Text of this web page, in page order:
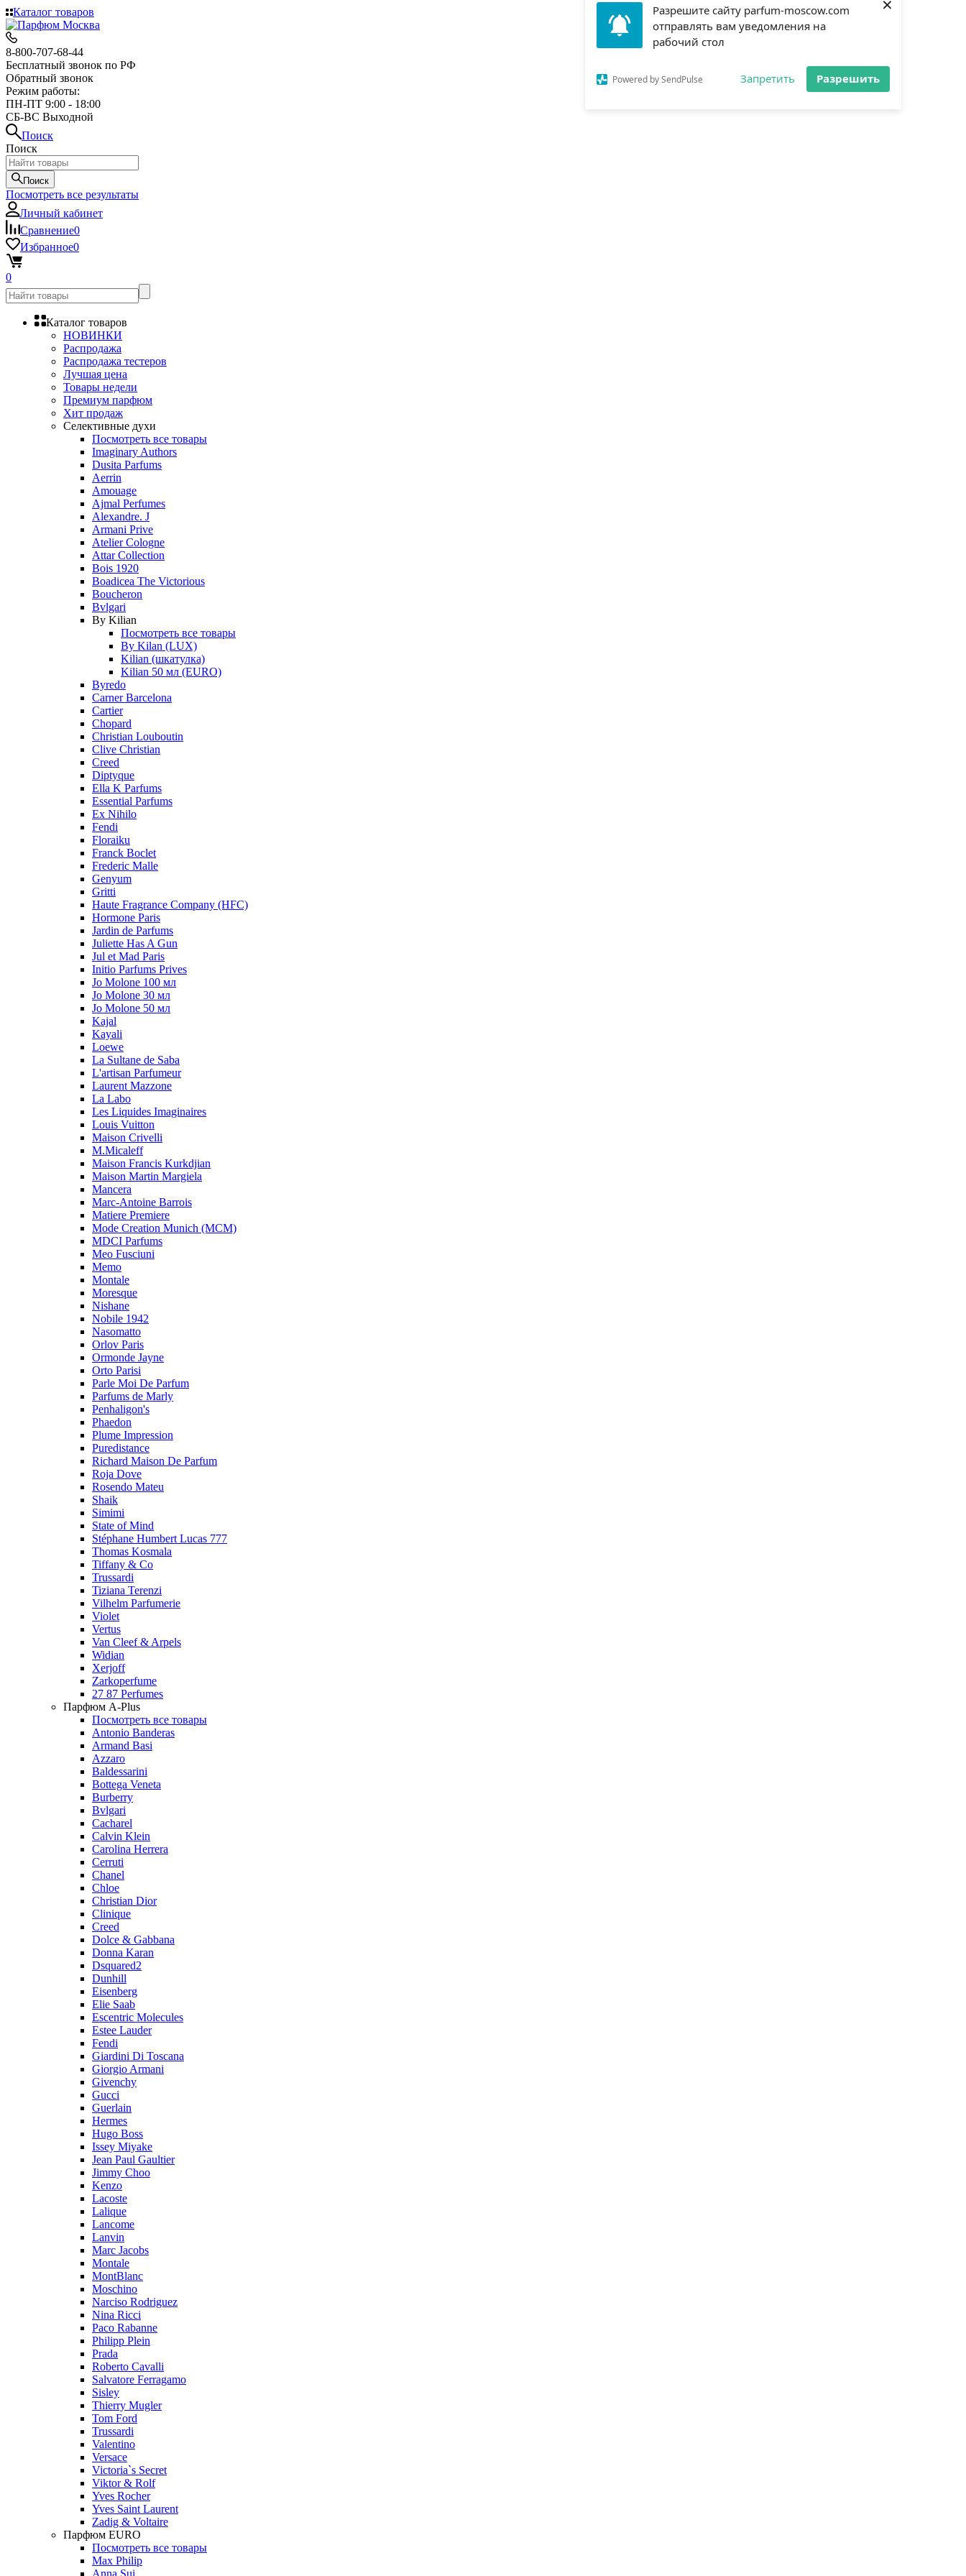
Разрешите сайту parfum-moscow.com
отправлять вам уведомления на
рабочий стол
Запретить Разрешить
×
Каталог товаров
8-800-707-68-44
Бесплатный звонок по РФ
Обратный звонок
Режим работы:
ПН-ПТ 9:00 - 18:00
СБ-ВС Выходной
Поиск
Поиск
Поиск
Посмотреть все результаты
Личный кабинет
Сравнение0
Избранное0
0
Каталог товаров
НОВИНКИ
Распродажа
Распродажа тестеров
Лучшая цена
Товары недели
Премиум парфюм
Хит продаж
Селективные духи
Посмотреть все товары
Imaginary Authors
Dusita Parfums
Aerrin
Amouage
Ajmal Perfumes
Alexandre. J
Armani Prive
Atelier Cologne
Attar Collection
Bois 1920
Boadicea The Victorious
Boucheron
Bvlgari
By Kilian
Посмотреть все товары
By Kilan (LUX)
Kilian (шкатулка)
Kilian 50 мл (EURO)
Byredo
Carner Barcelona
Cartier
Chopard
Christian Louboutin
Clive Christian
Creed
Diptyque
Ella K Parfums
Essential Parfums
Ex Nihilo
Fendi
Floraiku
Franck Boclet
Frederic Malle
Genyum
Gritti
Haute Fragrance Company (HFC)
Hormone Paris
Jardin de Parfums
Juliette Has A Gun
Jul et Mad Paris
Initio Parfums Prives
Jo Molone 100 мл
Jo Molone 30 мл
Jo Molone 50 мл
Kajal
Kayali
Loewe
La Sultane de Saba
L'artisan Parfumeur
Laurent Mazzone
La Labo
Les Liquides Imaginaires
Louis Vuitton
Maison Crivelli
M.Micaleff
Maison Francis Kurkdjian
Maison Martin Margiela
Mancera
Marc-Antoine Barrois
Matiere Premiere
Mode Creation Munich (MCM)
MDCI Parfums
Meo Fusciuni
Memo
Montale
Moresque
Nishane
Nobile 1942
Nasomatto
Orlov Paris
Ormonde Jayne
Orto Parisi
Parle Moi De Parfum
Parfums de Marly
Penhaligon's
Phaedon
Plume Impression
Puredistance
Richard Maison De Parfum
Roja Dove
Rosendo Mateu
Shaik
Simimi
State of Mind
Stéphane Humbert Lucas 777
Thomas Kosmala
Tiffany & Co
Trussardi
Tiziana Terenzi
Vilhelm Parfumerie
Violet
Vertus
Van Cleef & Arpels
Widian
Xerjoff
Zarkoperfume
27 87 Perfumes
Парфюм A-Plus
Посмотреть все товары
Antonio Banderas
Armand Basi
Azzaro
Baldessarini
Bottega Veneta
Burberry
Bvlgari
Cacharel
Calvin Klein
Carolina Herrera
Cerruti
Chanel
Chloe
Christian Dior
Clinique
Creed
Dolce & Gabbana
Donna Karan
Dsquared2
Dunhill
Eisenberg
Elie Saab
Escentric Molecules
Estee Lauder
Fendi
Giardini Di Toscana
Giorgio Armani
Givenchy
Gucci
Guerlain
Hermes
Hugo Boss
Issey Miyake
Jean Paul Gaultier
Jimmy Choo
Kenzo
Lacoste
Lalique
Lancome
Lanvin
Marc Jacobs
Montale
MontBlanc
Moschino
Narciso Rodriguez
Nina Ricci
Paco Rabanne
Philipp Plein
Prada
Roberto Cavalli
Salvatore Ferragamo
Sisley
Thierry Mugler
Tom Ford
Trussardi
Valentino
Versace
Victoria`s Secret
Viktor & Rolf
Yves Rocher
Yves Saint Laurent
Zadig & Voltaire
Парфюм EURO
Посмотреть все товары
Max Philip
Anna Sui